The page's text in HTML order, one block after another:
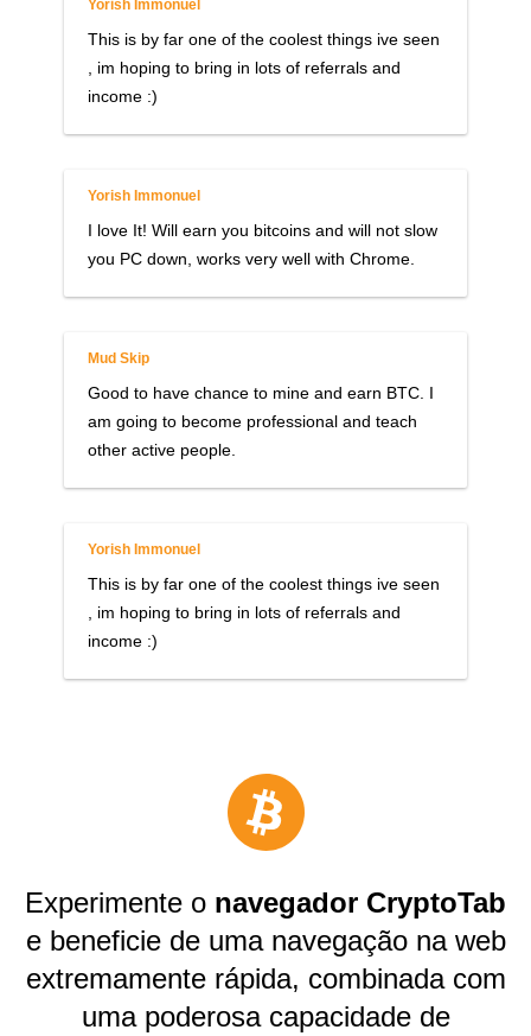
Yorish Immonuel
This is by far one of the coolest things ive seen
, im hoping to bring in lots of referrals and
income :)
Yorish Immonuel
I love It! Will earn you bitcoins and will not slow
you PC down, works very well with Chrome.
Mud Skip
Good to have chance to mine and earn BTC. I
am going to become professional and teach
other active people.
Yorish Immonuel
This is by far one of the coolest things ive seen
, im hoping to bring in lots of referrals and
income :)
Experimente o navegador CryptoTab
e beneficie de uma navegação na web
extremamente rápida, combinada com
uma poderosa capacidade de